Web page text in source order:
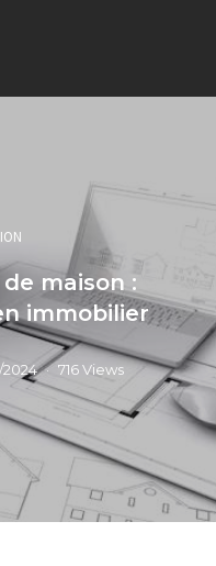
maison :
immobilier
2024 716 Views